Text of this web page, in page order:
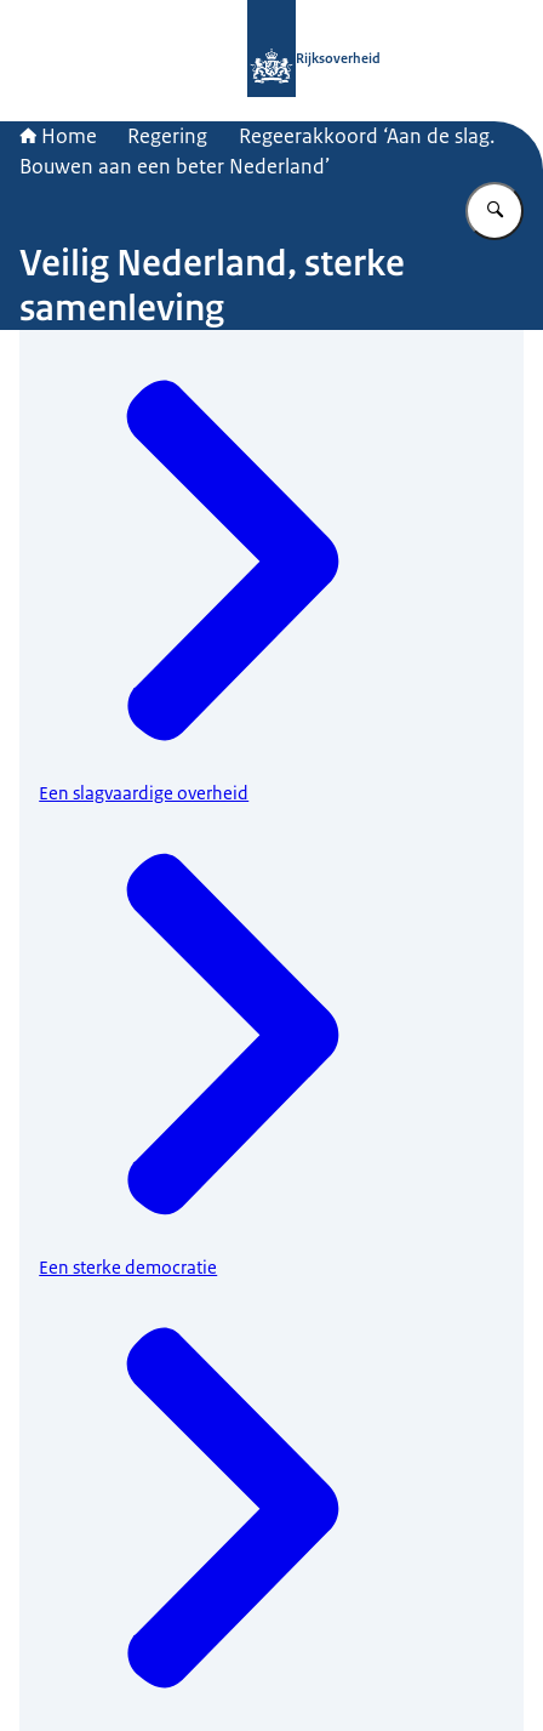
Rijksoverheid
Home Regering
Regeerakkoord ‘Aan de slag.
Bouwen aan een beter Nederland’
Veilig Nederland, sterke
samenleving
Een slagvaardige overheid
Een sterke democratie